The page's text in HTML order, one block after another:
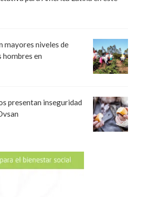
mayores niveles de
en
presentan inseguridad